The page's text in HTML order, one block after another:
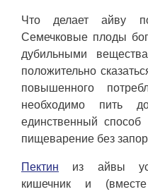
Что делает айву
Семечковые плоды
дубильными
положительно
повышенного
необходимо пить
единственный способ
пищеварение без
Пектин из айвы
кишечник и